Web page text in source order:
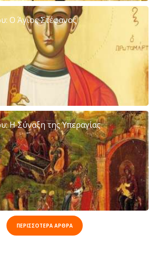
Ο Άγιος Στέφανος
Η Σύναξη της Υπεραγίας
ΠΕΡΙΣΣΟΤΕΡΑ ΑΡΘΡΑ